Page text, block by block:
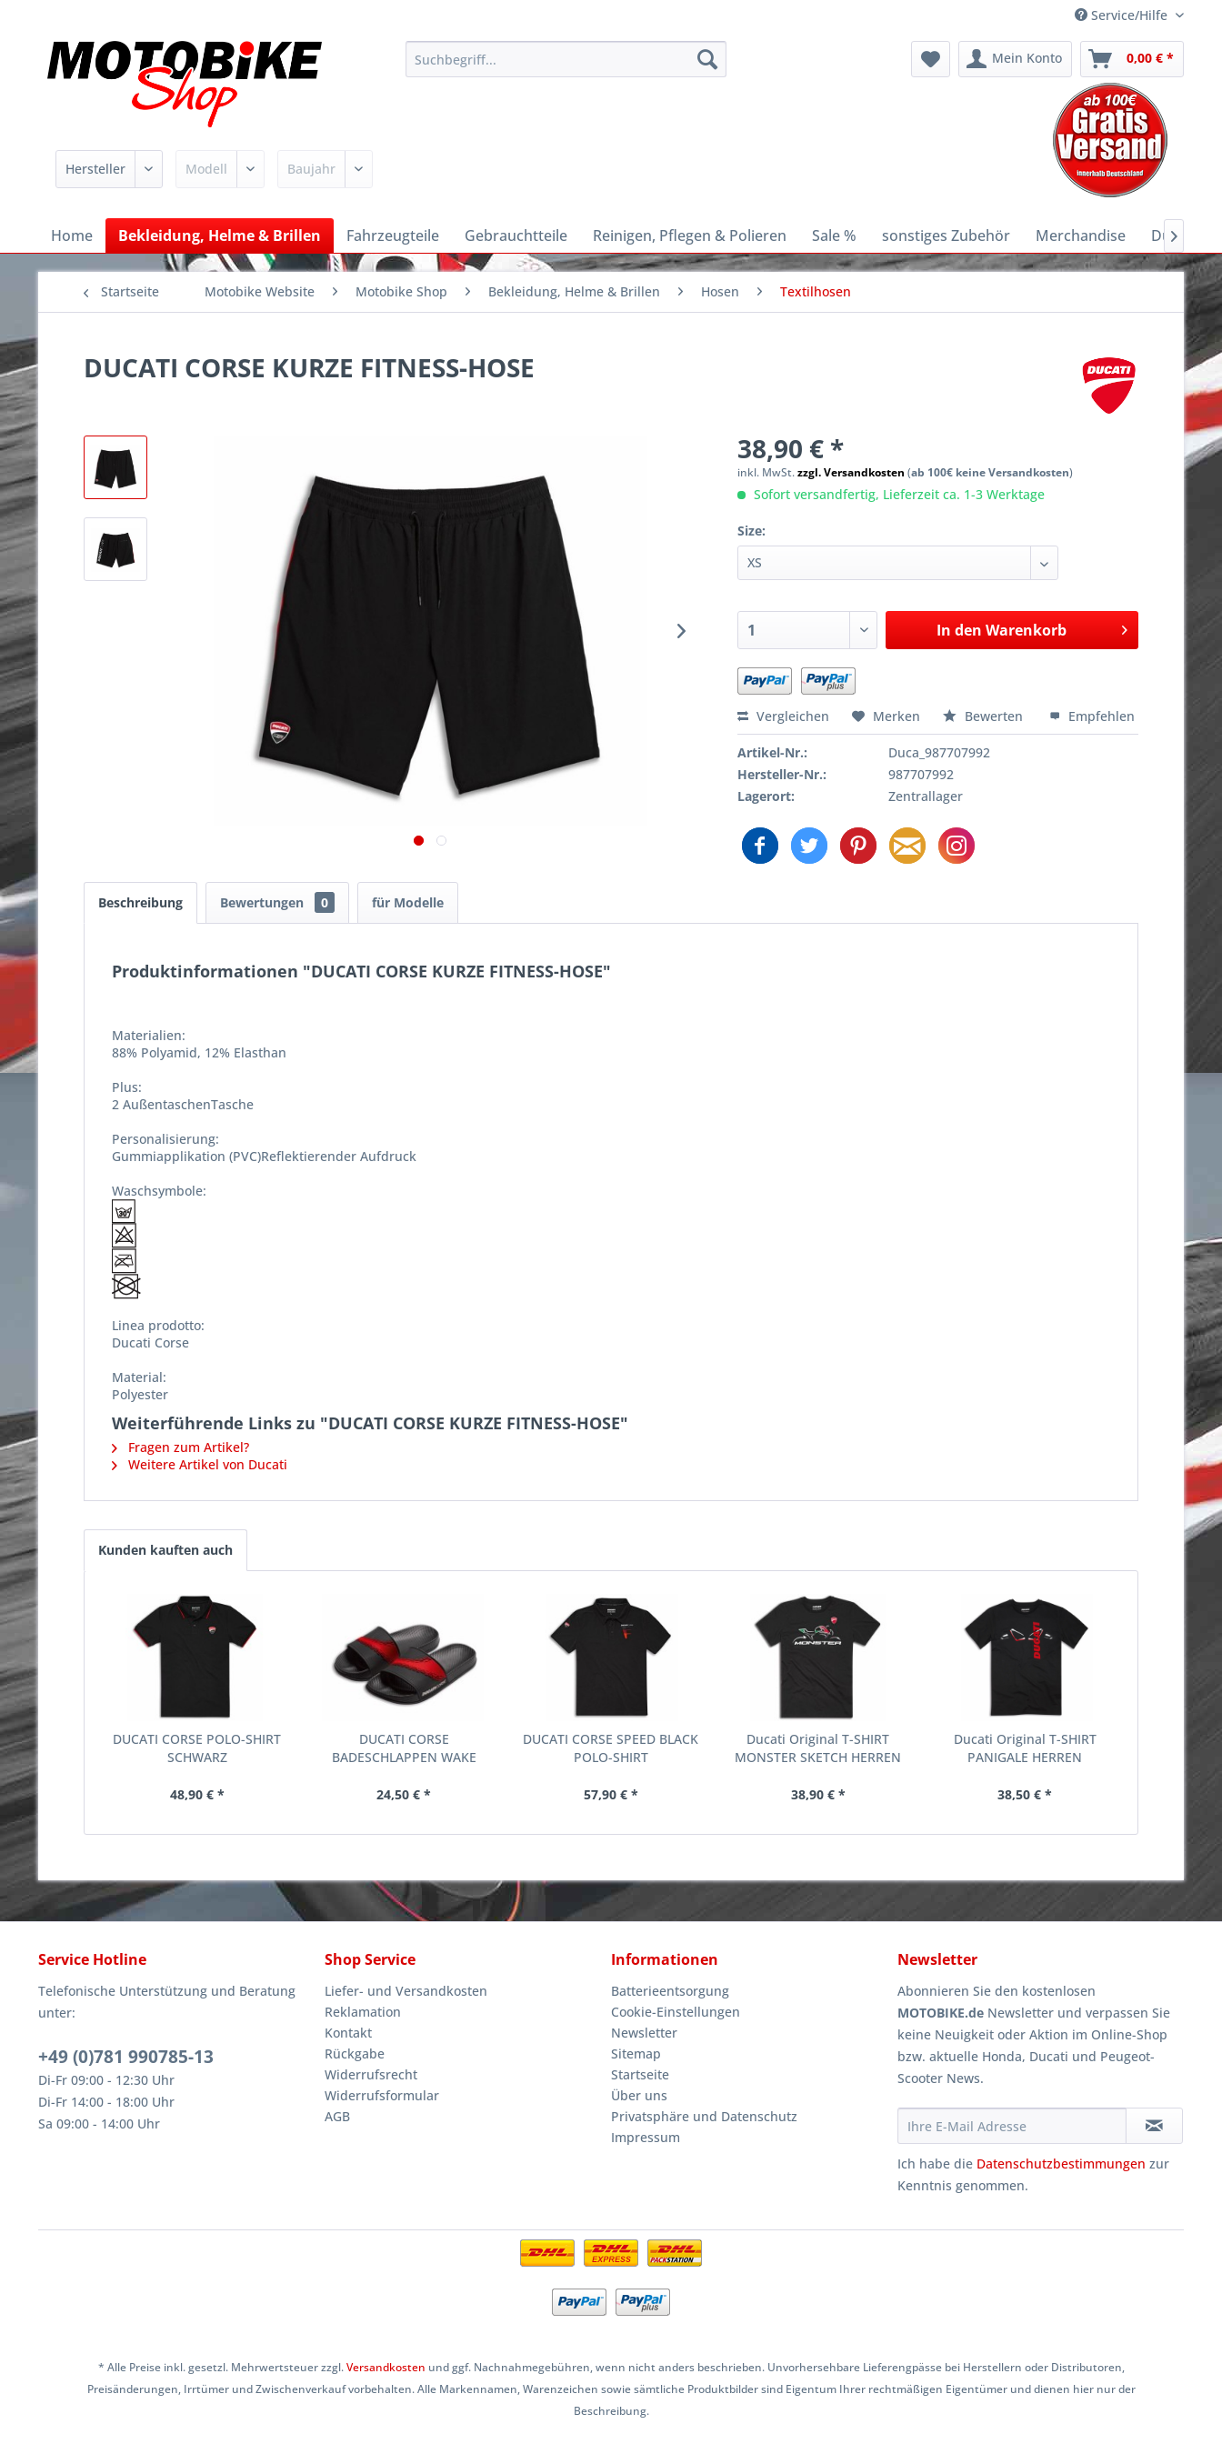
Service/Hilfe
Mein Konto 0,00 € *
Home Bekleidung, Helme & Brillen Fahrzeugteile Gebrauchtteile Reinigen, Pflegen & Polieren Sale % sonstiges Zubehör Merchandise Ducati E-

Startseite Motobike Website Motobike Shop Bekleidung, Helme & Brillen Hosen Textilhosen
DUCATI CORSE KURZE FITNESS-HOSE
38,90 € *
inkl. MwSt.zzgl. Versandkosten (ab 100€ keine Versandkosten)
Sofort versandfertig, Lieferzeit ca. 1-3 Werktage
Size:
In den Warenkorb
Vergleichen Merken Bewerten Empfehlen
Artikel-Nr.:
Duca_987707992
Hersteller-Nr.:
987707992
Lagerort:
Zentrallager
Beschreibung Bewertungen 0 für Modelle
Produktinformationen "DUCATI CORSE KURZE FITNESS-HOSE"
Materialien:
88% Polyamid, 12% Elasthan
Plus:
2 AußentaschenTasche
Personalisierung:
Gummiapplikation (PVC)Reflektierender Aufdruck
Waschsymbole:
Linea prodotto:
Ducati Corse
Material:
Polyester
Weiterführende Links zu "DUCATI CORSE KURZE FITNESS-HOSE"
Fragen zum Artikel?
Weitere Artikel von Ducati
Kunden kauften auch
DUCATI CORSE POLO-SHIRT
SCHWARZ
48,90 € *
DUCATI CORSE
BADESCHLAPPEN WAKE
24,50 € *
DUCATI CORSE SPEED BLACK
POLO-SHIRT
57,90 € *
Ducati Original T-SHIRT
MONSTER SKETCH HERREN
38,90 € *
Ducati Original T-SHIRT
PANIGALE HERREN
38,50 € *
Service Hotline
Telefonische Unterstützung und Beratung
unter:
+49 (0)781 990785-13
Di-Fr 09:00 - 12:30 Uhr
Di-Fr 14:00 - 18:00 Uhr
Sa 09:00 - 14:00 Uhr
Shop Service
Liefer- und Versandkosten
Reklamation
Kontakt
Rückgabe
Widerrufsrecht
Widerrufsformular
AGB
Informationen
Batterieentsorgung
Cookie-Einstellungen
Newsletter
Sitemap
Startseite
Über uns
Privatsphäre und Datenschutz
Impressum
Newsletter
Abonnieren Sie den kostenlosen
MOTOBIKE.de Newsletter und verpassen Sie
keine Neuigkeit oder Aktion im Online-Shop
bzw. aktuelle Honda, Ducati und Peugeot-
Scooter News.
Ich habe die Datenschutzbestimmungen zur
Kenntnis genommen.
* Alle Preise inkl. gesetzl. Mehrwertsteuer zzgl.Versandkosten und ggf. Nachnahmegebühren, wenn nicht anders beschrieben. Unvorhersehbare Lieferengpässe bei Herstellern oder Distributoren,
Preisänderungen, Irrtümer und Zwischenverkauf vorbehalten. Alle Markennamen, Warenzeichen sowie sämtliche Produktbilder sind Eigentum Ihrer rechtmäßigen Eigentümer und dienen hier nur der
Beschreibung.